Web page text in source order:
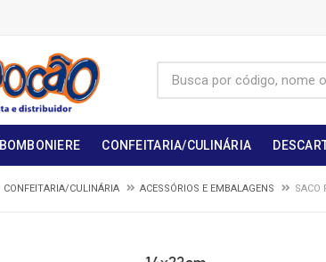
BOMBONIERE CONFEITARIA/CULINÁRIA
CONFEITARIA/CULINÁRIA ACESSÓRIOS E EMBALAGENS SACO